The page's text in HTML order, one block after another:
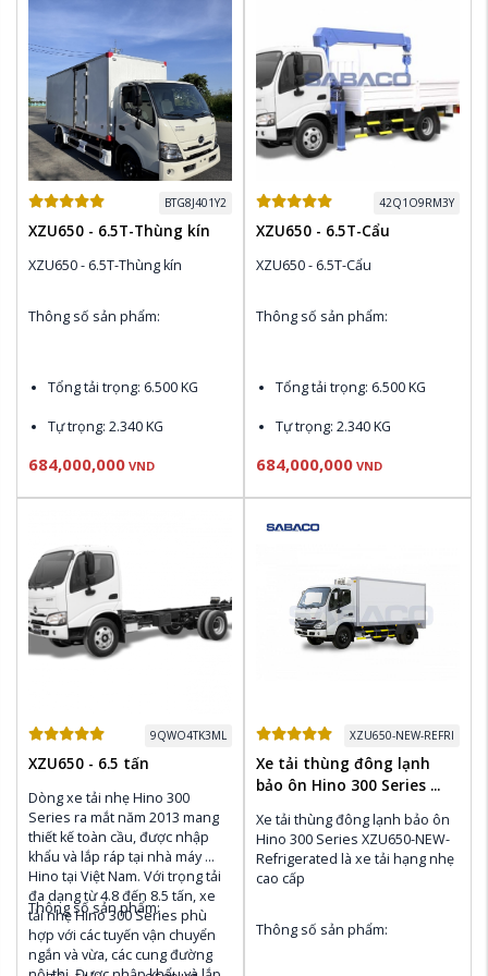
Điều hòa Denso, CD & AM /
FM Radio
Điều hòa Denso, CD & AM /
FM Radio
BTG8J401Y2
XZU650 - 6.5T-Thùng kín
XZU650 - 6.5T-Thùng kín
Thông số sản phẩm:
Tổng tải trọng: 6.500 KG
Tự trọng: 2.340 KG
Động cơ N04C-WK Euro 4:
Điều hòa Denso, CD & AM /
FM Radio
684,000,000 VND
42Q1O9RM3Y
XZU650 - 6.5T-Cẩu
XZU650 - 6.5T-Cẩu
Thông số sản phẩm:
Tổng tải trọng: 6.500 KG
Tự trọng: 2.340 KG
Động cơ N04C-WK Euro 4:
Thùng nhiên liệu
FM Radio
684,000,000 VND
9QWO4TK3ML
XZU650 - 6.5 tấn
Dòng xe tải nhẹ Hino 300
Series ra mắt năm 2013 mang
thiết kế toàn cầu, được nhập
khẩu và lắp ráp tại nhà máy
Hino tại Việt Nam. Với trọng tải
đa dạng từ 4.8 đến 8.5 tấn, xe
tải nhẹ Hino 300 Series phù
hợp với các tuyến vận chuyển
ngắn và vừa, các cung đường
Thông số sản phẩm:
XZU650-NEW-REFRI
Xe tải thùng đông lạnh
bảo ôn Hino 300 Series ...
Xe tải thùng đông lạnh bảo ôn
Hino 300 Series XZU650-NEW-
Refrigerated là xe tải hạng nhẹ
cao cấp
Thông số sản phẩm: